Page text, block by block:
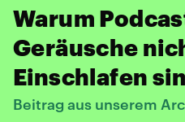
Warum
Geräusche
Einschlafen
Beitrag aus unserem